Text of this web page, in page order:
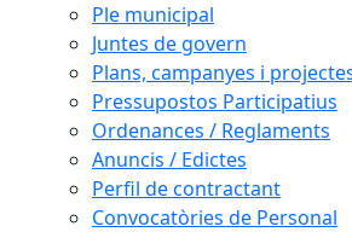
Ple municipal
Juntes de govern
Plans, campanyes i
Pressupostos Participatius
Ordenances / Reglaments
Anuncis / Edictes
Perfil de contractant
Convocatòries de Personal